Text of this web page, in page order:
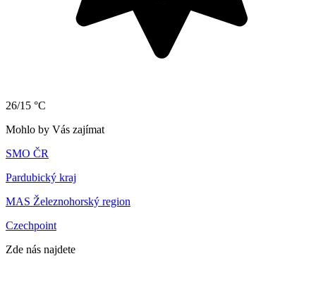
26/15 °C
Mohlo by Vás zajímat
SMO ČR
Pardubický kraj
MAS Železnohorský region
Czechpoint
Zde nás najdete